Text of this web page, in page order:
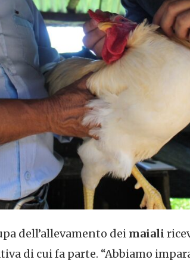
dell’allevamento dei maiali
di cui fa parte. “Abbiamo